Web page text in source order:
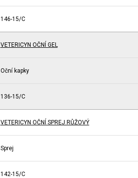
146-15/C
VETERICYN OČNÍ GEL
Oční kapky
136-15/C
VETERICYN OČNÍ SPREJ RŮŽOVÝ
Sprej
142-15/C